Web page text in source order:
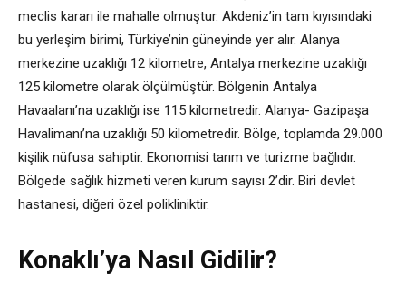
meclis kararı ile mahalle olmuştur. Akdeniz’in tam kıyısındaki
bu yerleşim birimi, Türkiye’nin güneyinde yer alır. Alanya
merkezine uzaklığı 12 kilometre, Antalya merkezine uzaklığı
125 kilometre olarak ölçülmüştür. Bölgenin Antalya
Havaalanı’na uzaklığı ise 115 kilometredir. Alanya- Gazipaşa
Havalimanı’na uzaklığı 50 kilometredir. Bölge, toplamda 29.000
kişilik nüfusa sahiptir. Ekonomisi tarım ve turizme bağlıdır.
Bölgede sağlık hizmeti veren kurum sayısı 2’dir. Biri devlet
hastanesi, diğeri özel polikliniktir.
Konaklı’ya Nasıl Gidilir?